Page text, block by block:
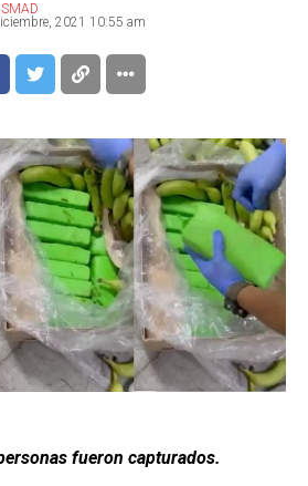
2021 10:55 am
fueron capturados.